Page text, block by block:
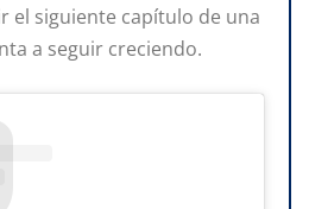
el siguiente capítulo de una
a seguir creciendo.